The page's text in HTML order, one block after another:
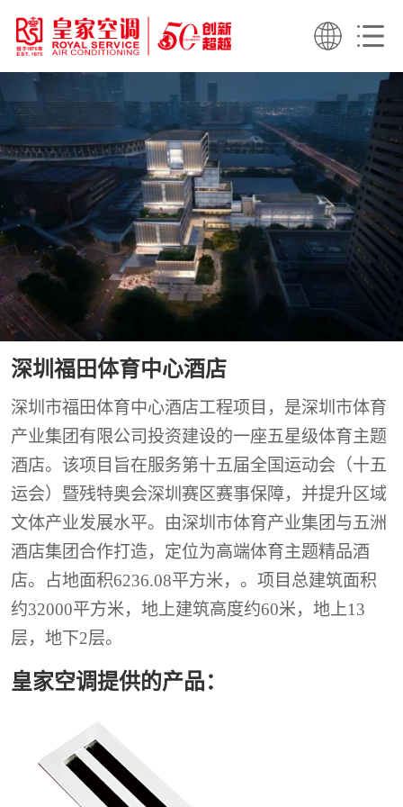
深圳福田体育中心酒店
深圳市福田体育中心酒店工程项目，是深圳市体育
产业集团有限公司投资建设的一座五星级体育主题
酒店。该项目旨在服务第十五届全国运动会（十五
运会）暨残特奥会深圳赛区赛事保障，并提升区域
文体产业发展水平。由深圳市体育产业集团与五洲
酒店集团合作打造，定位为高端体育主题精品酒
店。占地面积6236.08平方米，。项目总建筑面积
约32000平方米，地上建筑高度约60米，地上13
层，地下2层。
皇家空调提供的产品：